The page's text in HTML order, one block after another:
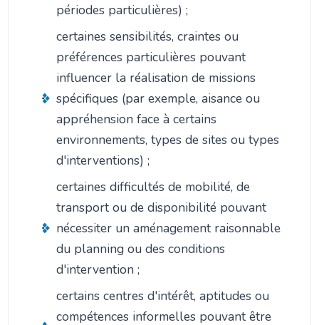
périodes particulières) ;
certaines sensibilités, craintes ou
préférences particulières pouvant
influencer la réalisation de missions
spécifiques (par exemple, aisance ou
appréhension face à certains
environnements, types de sites ou types
d'interventions) ;
certaines difficultés de mobilité, de
transport ou de disponibilité pouvant
nécessiter un aménagement raisonnable
du planning ou des conditions
d'intervention ;
certains centres d'intérêt, aptitudes ou
compétences informelles pouvant être